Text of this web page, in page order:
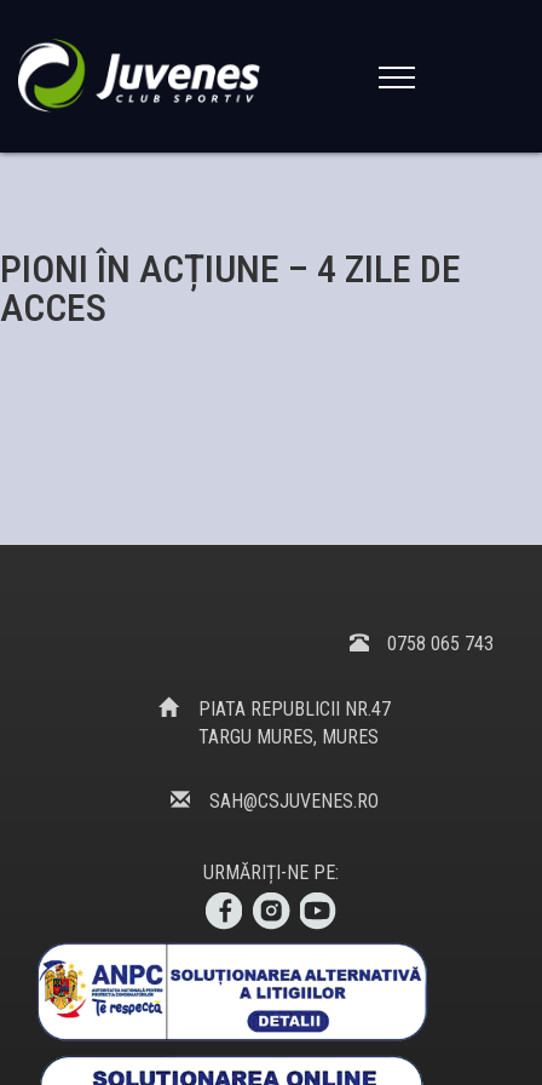
PIONI ÎN ACȚIUNE – 4 ZILE DE
ACCES
0758 065 743
PIATA REPUBLICII NR.47
TARGU MURES, MURES
SAH@CSJUVENES.RO
URMĂRIȚI-NE PE: